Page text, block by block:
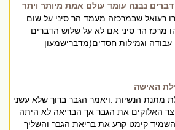
נבנה עומד עולם אמת מיותר ויתר
רעואל.שבמרכזה מעמד הר סיני.על שום
מרכז הר סיני אם לא על שלוש הדברים
וגמילות חסדים(מדברישמעון
האישה
מתנת הנשיות .ויאמר הגבר ברוך שלא עשני
האלוקים את הגבר אך הבריאה לא היתה
השמיד קימט קרע את בריאת הגבר והשליך